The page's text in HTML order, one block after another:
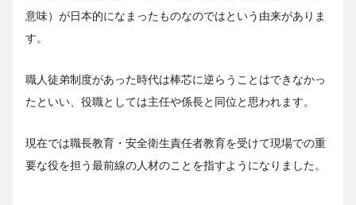
意味）が日本的になまったものなのではという由来がありま
す。
職人徒弟制度があった時代は棒芯に逆らうことはできなかっ
たといい、役職としては主任や係長と同位と思われます。
現在では職長教育・安全衛生責任者教育を受けて現場での重
要な役を担う最前線の人材のことを指すようになりました。